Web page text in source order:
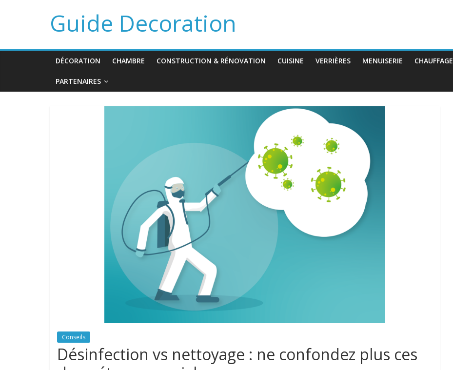
Guide Decoration
DÉCORATION CHAMBRE CONSTRUCTION & RÉNOVATION CUISINE VERRIÈRES MENUISERIE CHAUFFAGE
PARTENAIRES
Conseils
Désinfection vs nettoyage : ne confondez plus ces